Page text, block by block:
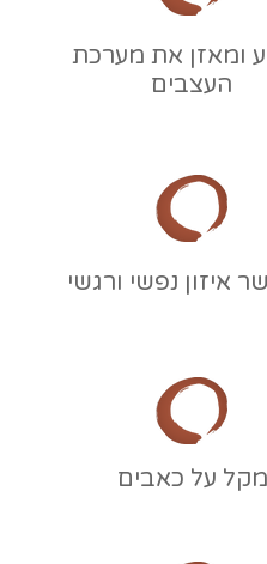
ומאזן את מערכת
העצבים
איזון נפשי ורגשי
מקל על כאבים